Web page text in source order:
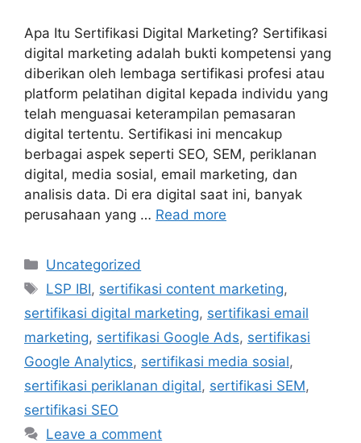
Apa Itu Sertifikasi Digital Marketing? Sertifikasi
digital marketing adalah bukti kompetensi yang
diberikan oleh lembaga sertifikasi profesi atau
platform pelatihan digital kepada individu yang
telah menguasai keterampilan pemasaran
digital tertentu. Sertifikasi ini mencakup
berbagai aspek seperti SEO, SEM, periklanan
digital, media sosial, email marketing, dan
analisis data. Di era digital saat ini, banyak
perusahaan yang … Read more
Uncategorized
LSP IBI, sertifikasi content marketing,
sertifikasi digital marketing, sertifikasi email
marketing, sertifikasi Google Ads, sertifikasi
Google Analytics, sertifikasi media sosial,
sertifikasi periklanan digital, sertifikasi SEM,
sertifikasi SEO
Leave a comment